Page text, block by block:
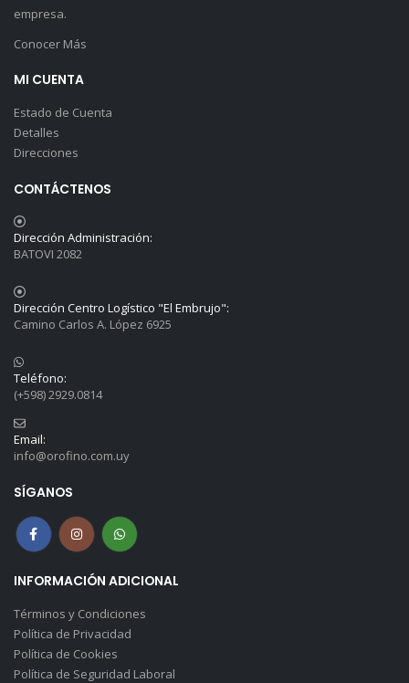
empresa.
Conocer Más
MI CUENTA
Estado de Cuenta
Detalles
Direcciones
CONTÁCTENOS
Dirección Administración:
BATOVI 2082
Dirección Centro Logístico "El Embrujo":
Camino Carlos A. López 6925
Teléfono:
(+598) 2929.0814
Email:
info@orofino.com.uy
SÍGANOS
INFORMACIÓN ADICIONAL
Términos y Condiciones
Política de Privacidad
Política de Cookies
Política de Seguridad Laboral